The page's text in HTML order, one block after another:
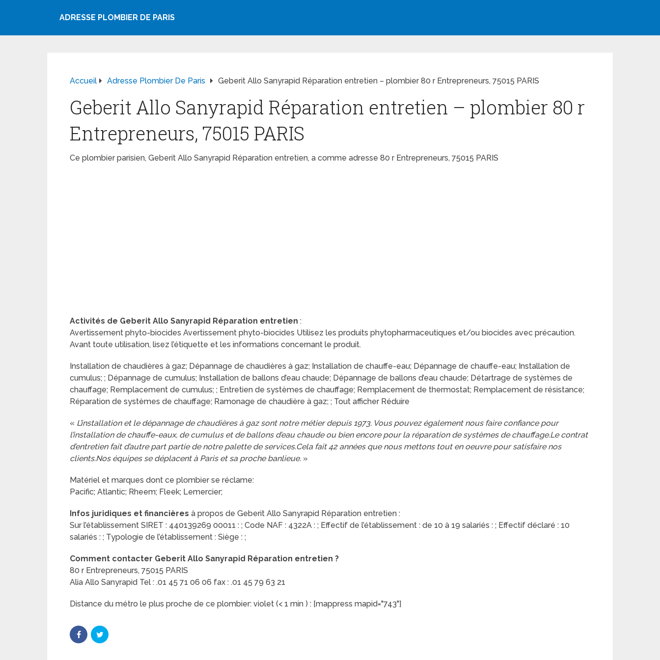
ADRESSE PLOMBIER DE PARIS
Accueil Adresse Plombier De Paris Geberit Allo Sanyrapid Réparation entretien – plombier 80 r Entrepreneurs, 75015 PARIS
Geberit Allo Sanyrapid Réparation entretien – plombier 80 r
Entrepreneurs, 75015 PARIS
Ce plombier parisien, Geberit Allo Sanyrapid Réparation entretien, a comme adresse 80 r Entrepreneurs, 75015 PARIS
Activités de Geberit Allo Sanyrapid Réparation entretien :
Avertissement phyto-biocides Avertissement phyto-biocides Utilisez les produits phytopharmaceutiques et/ou biocides avec précaution.
Avant toute utilisation, lisez l’étiquette et les informations concernant le produit.
Installation de chaudières à gaz; Dépannage de chaudières à gaz; Installation de chauffe-eau; Dépannage de chauffe-eau; Installation de
cumulus; ; Dépannage de cumulus; Installation de ballons d’eau chaude; Dépannage de ballons d’eau chaude; Détartrage de systèmes de
chauffage; Remplacement de cumulus; ; Entretien de systèmes de chauffage; Remplacement de thermostat; Remplacement de résistance;
Réparation de systèmes de chauffage; Ramonage de chaudière à gaz; ; Tout afficher Réduire
« L’installation et le dépannage de chaudières à gaz sont notre métier depuis 1973. Vous pouvez également nous faire confiance pour
l’installation de chauffe-eaux, de cumulus et de ballons d’eau chaude ou bien encore pour la réparation de systèmes de chauffage.Le contrat
d’entretien fait d’autre part partie de notre palette de services.Cela fait 42 années que nous mettons tout en oeuvre pour satisfaire nos
clients.Nos équipes se déplacent à Paris et sa proche banlieue. »
Matériel et marques dont ce plombier se réclame:
Pacific; Atlantic; Rheem; Fleek; Lemercier;
Infos juridiques et financières à propos de Geberit Allo Sanyrapid Réparation entretien :
Sur l’établissement SIRET : 440139269 00011 : ; Code NAF : 4322A : ; Effectif de l’établissement : de 10 à 19 salariés : ; Effectif déclaré : 10
salariés : ; Typologie de l’établissement : Siège : ;
Comment contacter Geberit Allo Sanyrapid Réparation entretien ?
80 r Entrepreneurs, 75015 PARIS
Alia Allo Sanyrapid Tel : .01 45 71 06 06 fax : .01 45 79 63 21
Distance du métro le plus proche de ce plombier: violet (< 1 min ) : [mappress mapid="743"]